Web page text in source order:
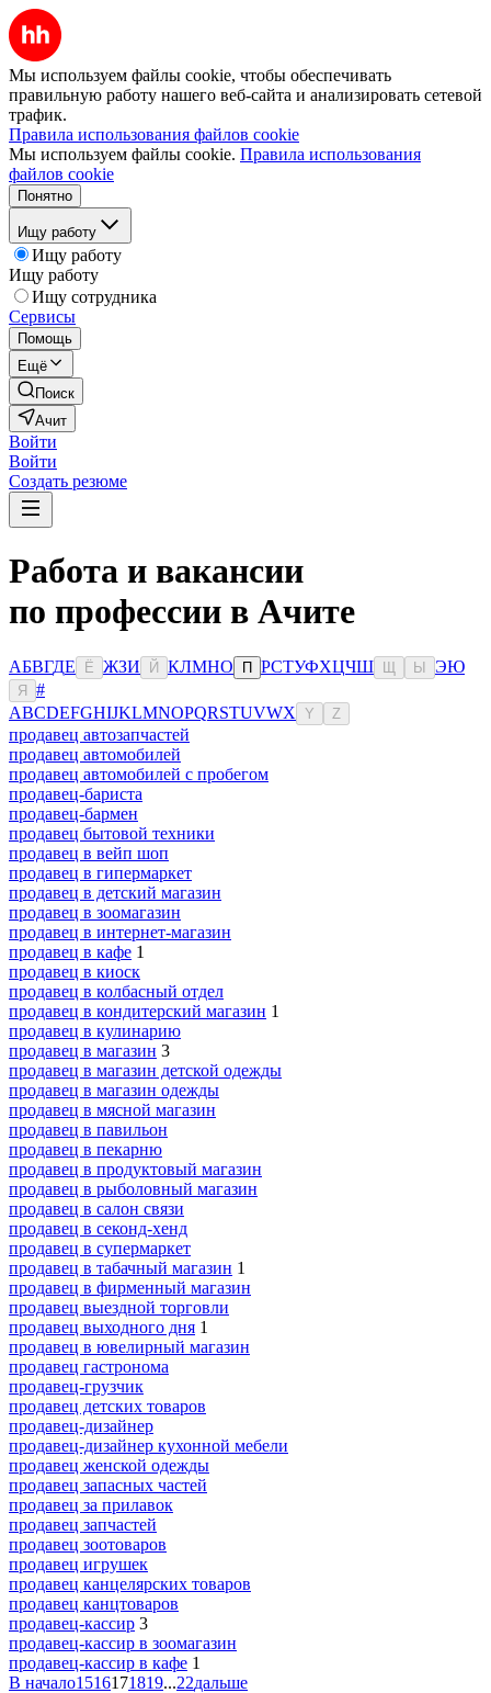
Мы используем файлы cookie, чтобы обеспечивать
правильную работу нашего веб-сайта и анализировать сетевой
трафик.
Правила использования файлов cookie
Мы используем файлы cookie. Правила использования
файлов cookie
Понятно
Ищу работу
Ищу работу
Ищу работу
Ищу сотрудника
Сервисы
Помощь
Ещё
Поиск
Ачит
Войти
Войти
Создать резюме
Работа и вакансии
по профессии в Ачите
АБВГДЕ Ё ЖЗИ Й КЛМНО П РСТУФХЦЧШ Ы ЭЮ
Я
#
ABCDEFGHIJKLMNOPQRSTUVWX Y Z
продавец автозапчастей
продавец автомобилей
продавец автомобилей с пробегом
продавец-бариста
продавец-бармен
продавец бытовой техники
продавец в вейп шоп
продавец в гипермаркет
продавец в детский магазин
продавец в зоомагазин
продавец в интернет-магазин
продавец в кафе 1
продавец в киоск
продавец в колбасный отдел
продавец в кондитерский магазин 1
продавец в кулинарию
продавец в магазин 3
продавец в магазин детской одежды
продавец в магазин одежды
продавец в мясной магазин
продавец в павильон
продавец в пекарню
продавец в продуктовый магазин
продавец в рыболовный магазин
продавец в салон связи
продавец в секонд-хенд
продавец в супермаркет
продавец в табачный магазин 1
продавец в фирменный магазин
продавец выездной торговли
продавец выходного дня 1
продавец в ювелирный магазин
продавец гастронома
продавец-грузчик
продавец детских товаров
продавец-дизайнер
продавец-дизайнер кухонной мебели
продавец женской одежды
продавец запасных частей
продавец за прилавок
продавец запчастей
продавец зоотоваров
продавец игрушек
продавец канцелярских товаров
продавец канцтоваров
продавец-кассир 3
продавец-кассир в зоомагазин
продавец-кассир в кафе 1
В начало1516171819...22дальше